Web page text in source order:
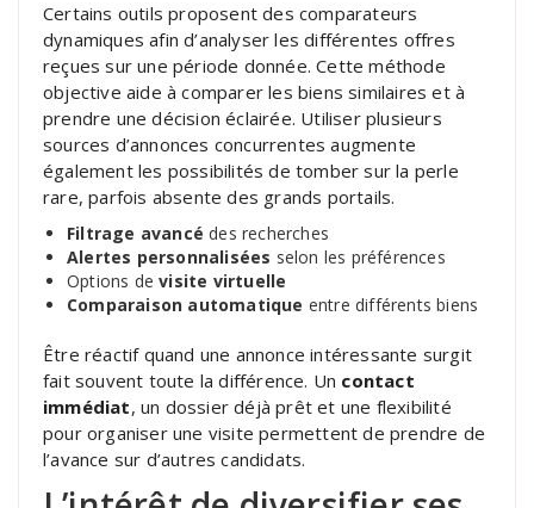
Certains outils proposent des comparateurs
dynamiques afin d’analyser les différentes offres
reçues sur une période donnée. Cette méthode
objective aide à comparer les biens similaires et à
prendre une décision éclairée. Utiliser plusieurs
sources d’annonces concurrentes augmente
également les possibilités de tomber sur la perle
rare, parfois absente des grands portails.
Filtrage avancé des recherches
Alertes personnalisées selon les préférences
Options devisite virtuelle
Comparaison automatique entre différents biens
Être réactif quand une annonce intéressante surgit
fait souvent toute la différence. Un contact
immédiat, un dossier déjà prêt et une flexibilité
pour organiser une visite permettent de prendre de
l’avance sur d’autres candidats.